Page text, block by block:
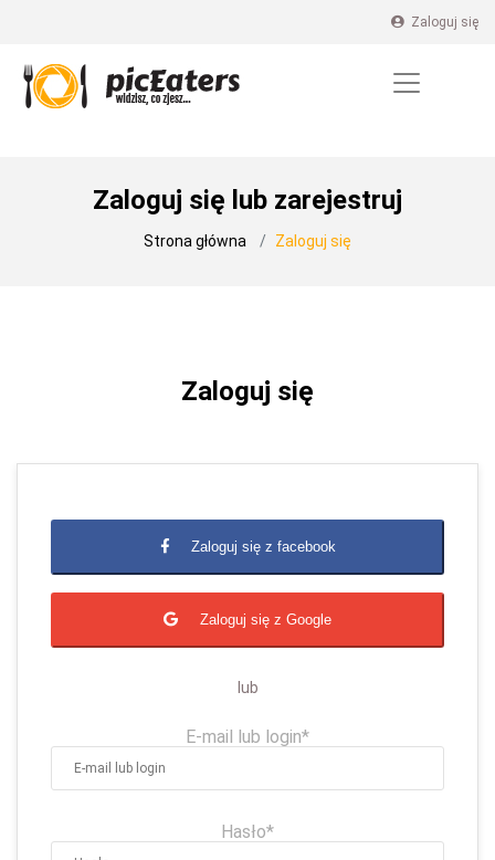
Zaloguj się
Zaloguj się lub zarejestruj
Strona główna Zaloguj się
Zaloguj się
Zaloguj się z facebook
Zaloguj się z Google
lub
E-mail lub login*
Hasło*